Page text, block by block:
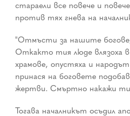
стараели все повече и
против тях гнева на
"Отмъсти за нашите
Откакто тия люде влязоха
храмове, опустяха и
принася на боговете
жертви. Смъртно накажи
Тогава началникът осъдил